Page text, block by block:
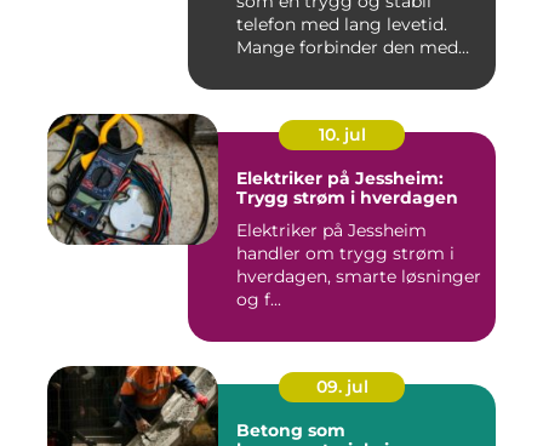
telefon med lang levetid.
Mange forbinder den med
10. jul
Elektriker på Jessheim:
Trygg strøm i hverdagen
Elektriker på Jessheim
handler om trygg strøm i
hverdagen, smarte løsninger
og f...
09. jul
Betong som